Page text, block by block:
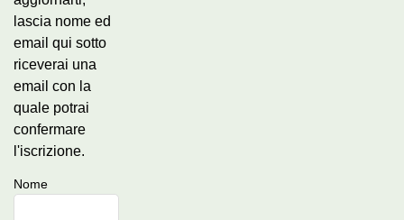
lascia nome ed
email qui sotto
riceverai una
email con la
quale potrai
confermare
l'iscrizione.
Nome